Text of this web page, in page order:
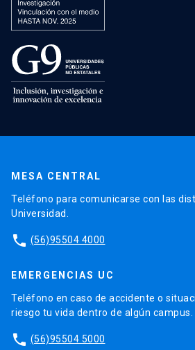
MESA CENTRAL
Teléfono para comunicarse con las
Universidad.
phone (56)95504 4000
EMERGENCIAS UC
Teléfono en caso de accidente o
riesgo tu vida dentro de algún campus.
phone (56)95504 5000